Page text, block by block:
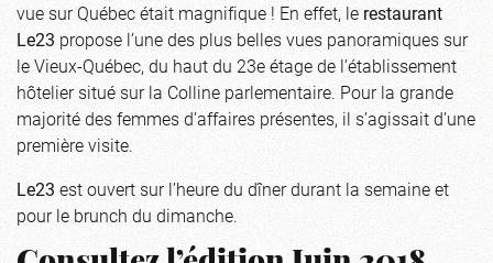
vue sur Québec était magnifique ! En effet, lerestaurant
Le23propose l’une des plus belles vues panoramiques sur
le Vieux-Québec, du haut du 23e étage de l’établissement
hôtelier situé sur la Colline parlementaire. Pour la grande
majorité des femmes d’affaires présentes, il s’agissait d’une
première visite.
Le23est ouvert sur l’heure du dîner durant la semaine et
pour le brunch du dimanche.